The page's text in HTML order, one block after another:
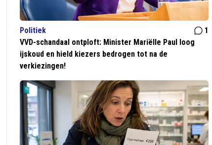
Politiek
1
VVD-schandaal ontploft: Minister Mariëlle Paul loog
ijskoud en hield kiezers bedrogen tot na de
verkiezingen!